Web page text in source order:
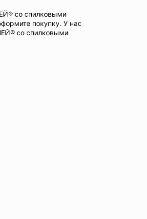
со спилковыми
покупку. У нас
со спилковыми